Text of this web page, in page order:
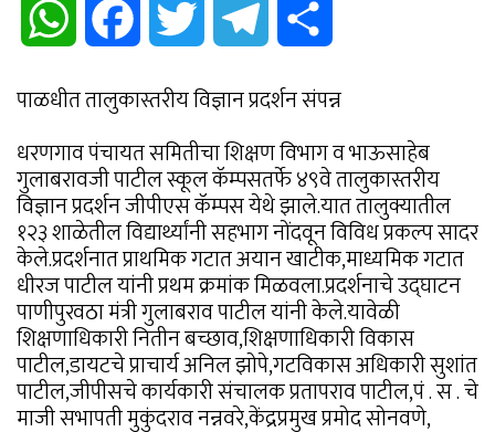
WhatsApp Facebook Twitter Telegram
पाळधीत तालुकास्तरीय विज्ञान प्रदर्शन संपन्न
धरणगाव पंचायत समितीचा शिक्षण विभाग व भाऊसाहेब
गुलाबरावजी पाटील स्कूल कॅम्पसतर्फे ४९वे तालुकास्तरीय
विज्ञान प्रदर्शन जीपीएस कॅम्पस येथे झाले.यात तालुक्यातील
१२३ शाळेतील विद्यार्थ्यांनी सहभाग नोंदवून विविध प्रकल्प सादर
केले.प्रदर्शनात प्राथमिक गटात अयान खाटीक,माध्यमिक गटात
धीरज पाटील यांनी प्रथम क्रमांक मिळवला.प्रदर्शनाचे उद्घाटन
पाणीपुरवठा मंत्री गुलाबराव पाटील यांनी केले.यावेळी
शिक्षणाधिकारी नितीन बच्छाव,शिक्षणाधिकारी विकास
पाटील,डायटचे प्राचार्य अनिल झोपे,गटविकास अधिकारी सुशांत
पाटील,जीपीसचे कार्यकारी संचालक प्रतापराव पाटील,पं . स . चे
माजी सभापती मुकुंदराव नन्नवरे,केंद्रप्रमुख प्रमोद सोनवणे,